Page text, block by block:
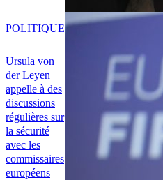
Ursula von
der Leyen
appelle à des
discussions
régulières sur
la sécurité
avec les
commissaires
européens
POLITIQUE